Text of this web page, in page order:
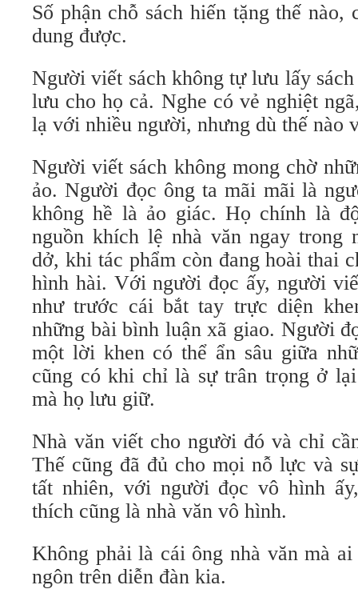
Số phận chỗ sách hiến tặng thế nào,
dung được.
Người viết sách không tự lưu lấy
lưu cho họ cả. Nghe có vẻ nghiệt
lạ với nhiều người, nhưng dù thế nào
Người viết sách không mong chờ
ảo. Người đọc ông ta mãi mãi là
không hề là ảo giác. Họ chính là
nguồn khích lệ nhà văn ngay trong
dở, khi tác phẩm còn đang hoài thai
hình hài. Với người đọc ấy, người
như trước cái bắt tay trực diện
những bài bình luận xã giao. Người
một lời khen có thể ẩn sâu giữa
cũng có khi chỉ là sự trân trọng ở
mà họ lưu giữ.
Nhà văn viết cho người đó và chỉ
Thế cũng đã đủ cho mọi nỗ lực và
tất nhiên, với người đọc vô hình
thích cũng là nhà văn vô hình.
Không phải là cái ông nhà văn mà
ngôn trên diễn đàn kia.